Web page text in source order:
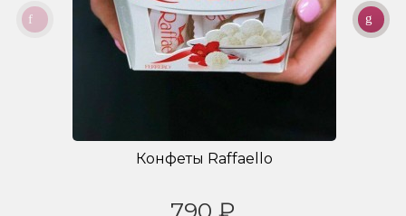
Конфеты Raffaello
790 ₽